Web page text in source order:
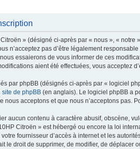
» (désigné ci-après par « nous », «
n’acceptez pas d’être légalement
essaierons de vous informer de ces
aient été effectuées, vous acceptez
par phpBB (désignés ci-après par « logiciel
site de phpBB (en anglais). Le logiciel phpBB a
nous acceptons et que nous n’acceptons pas.
aucun contenu à caractère abusif, obscène,
Citroën » est hébergé ou encore la loi
fournisseur d’accès à internet et les
le droit de supprimer, de modifier, de déplacer